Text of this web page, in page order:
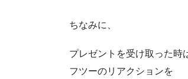
ちなみに、
プレゼントを受け取った時
フツーのリアクションを